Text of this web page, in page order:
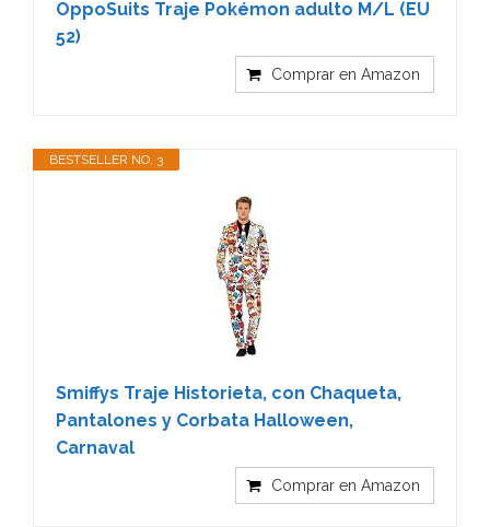
OppoSuits Traje Pokémon adulto M/L (EU
52)
Comprar en Amazon
BESTSELLER NO. 3
Smiffys Traje Historieta, con Chaqueta,
Pantalones y Corbata Halloween,
Carnaval
Comprar en Amazon